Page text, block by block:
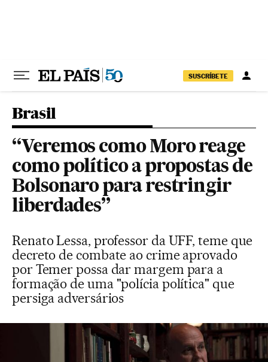
SUSCRÍBETE
Brasil
“Veremos como Moro reage
como político a propostas de
Bolsonaro para restringir
liberdades”
Renato Lessa, professor da UFF, teme que
decreto de combate ao crime aprovado
por Temer possa dar margem para a
formação de uma "polícia política" que
persiga adversários